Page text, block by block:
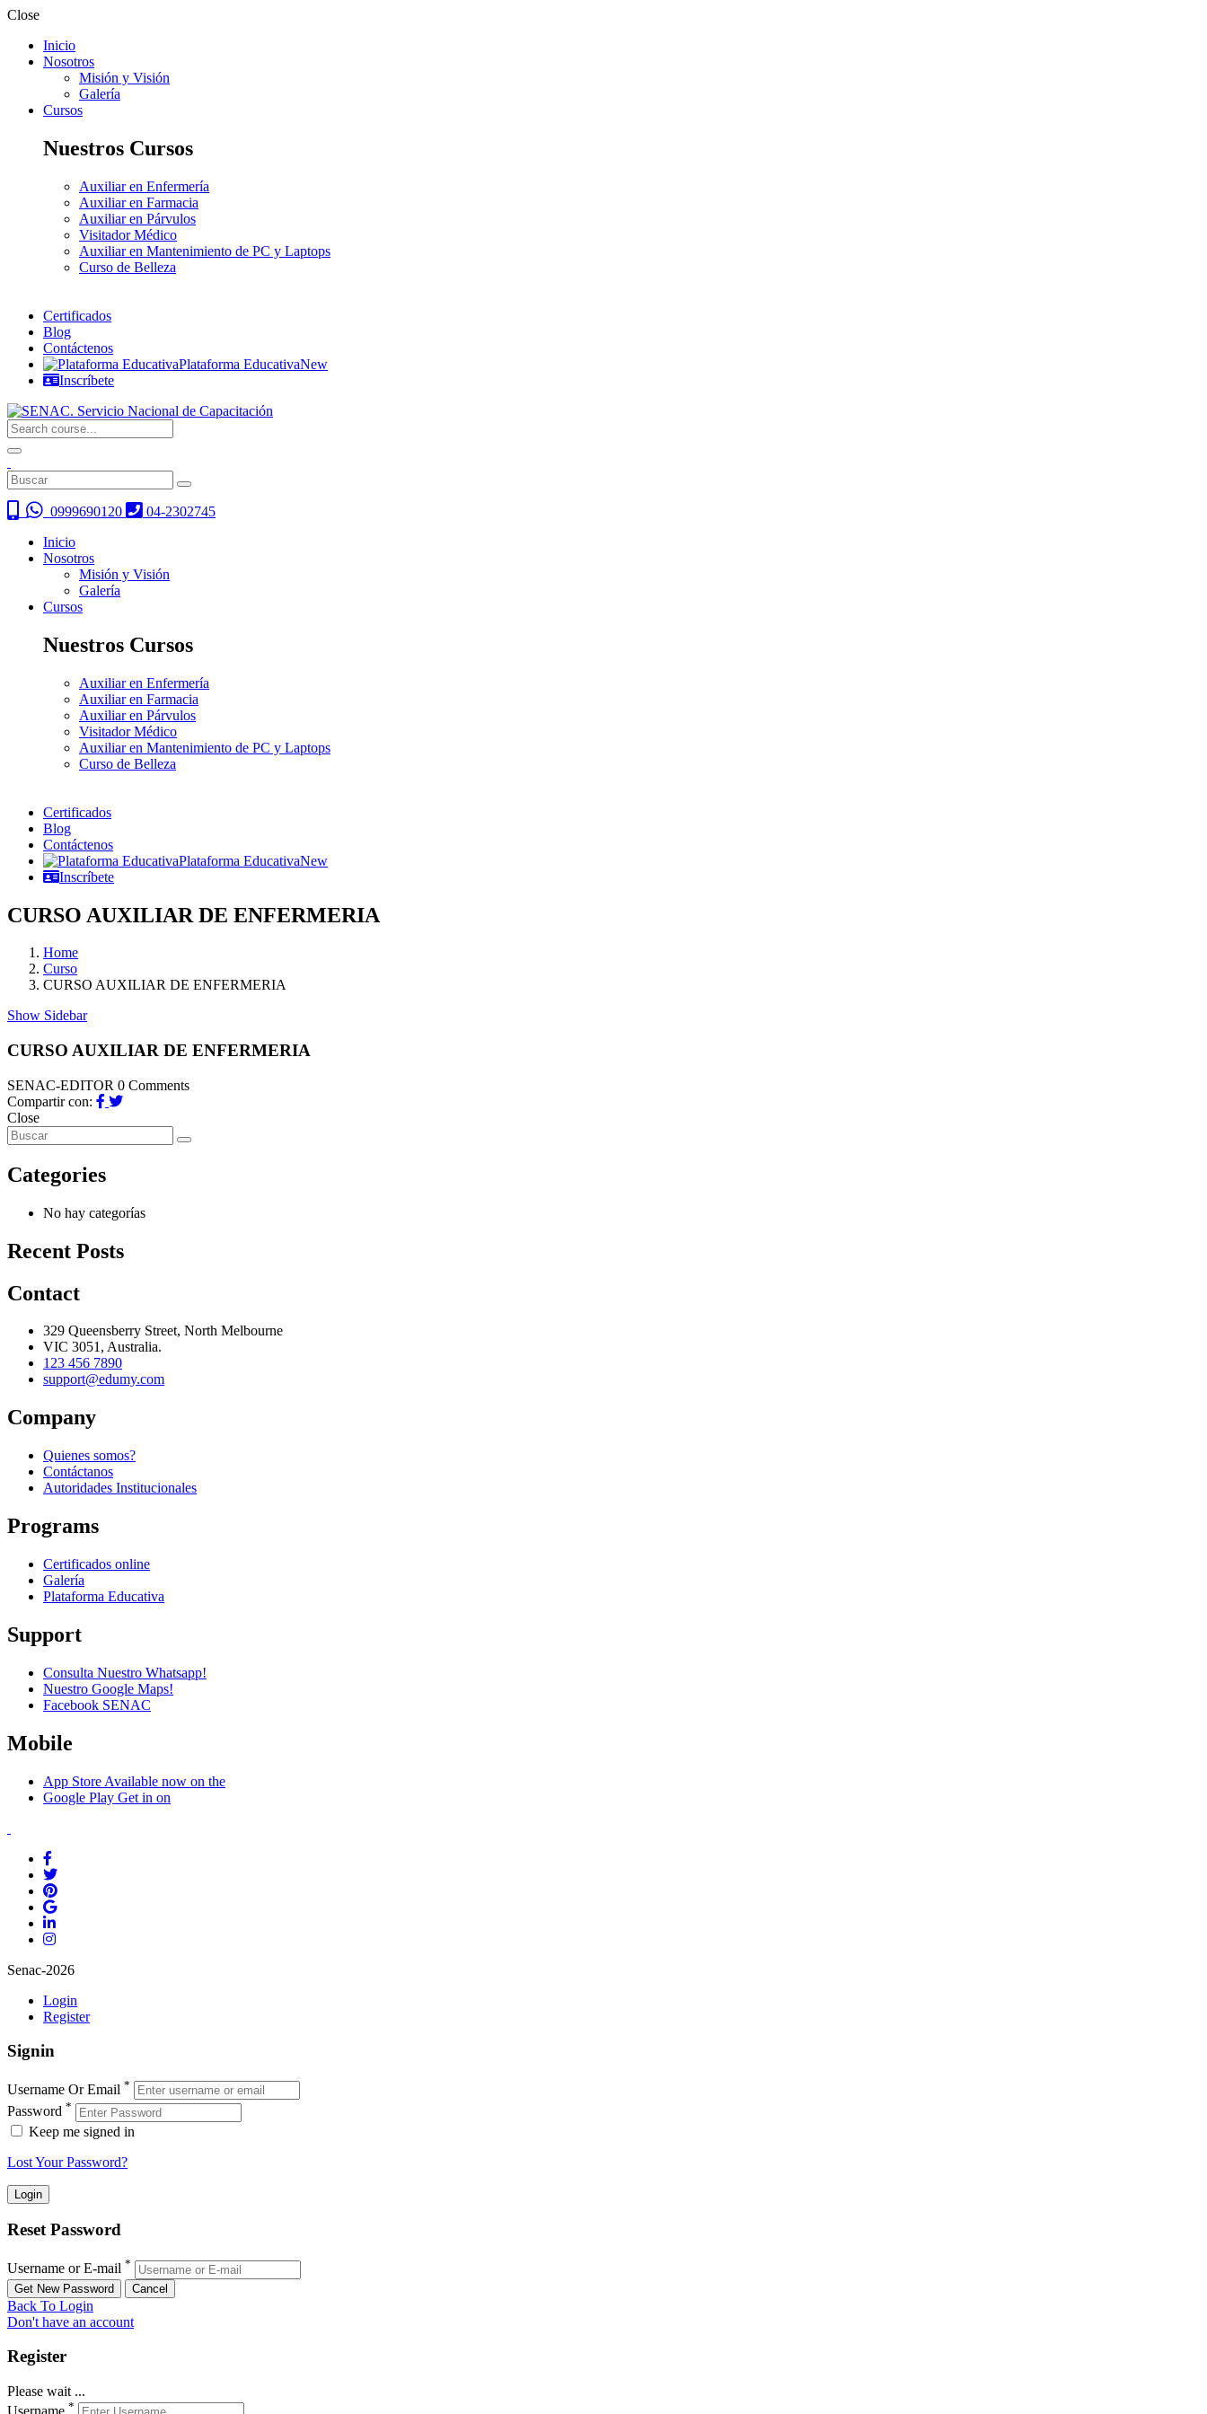
Close
Inicio
Nosotros
Misión y Visión
Galería
Cursos
Nuestros Cursos
Auxiliar en Enfermería
Auxiliar en Farmacia
Auxiliar en Párvulos
Visitador Médico
Auxiliar en Mantenimiento de PC y Laptops
Curso de Belleza
Certificados
Blog
Contáctenos
Plataforma EducativaNew
Inscríbete
0999690120
04-2302745
Inicio
Nosotros
Misión y Visión
Galería
Cursos
Nuestros Cursos
Auxiliar en Enfermería
Auxiliar en Farmacia
Auxiliar en Párvulos
Visitador Médico
Auxiliar en Mantenimiento de PC y Laptops
Curso de Belleza
Certificados
Blog
Contáctenos
Plataforma EducativaNew
Inscríbete
CURSO AUXILIAR DE ENFERMERIA
Home
Curso
CURSO AUXILIAR DE ENFERMERIA
Show Sidebar
CURSO AUXILIAR DE ENFERMERIA
SENAC-EDITOR 0 Comments
Compartir con:
Close
Categories
No hay categorías
Recent Posts
Contact
329 Queensberry Street, North Melbourne
VIC 3051, Australia.
123 456 7890
support@edumy.com
Company
Quienes somos?
Contáctanos
Autoridades Institucionales
Programs
Certificados online
Galería
Plataforma Educativa
Support
Consulta Nuestro Whatsapp!
Nuestro Google Maps!
Facebook SENAC
Mobile
App Store Available now on the
Google Play Get in on
Senac-2026
Login
Register
Signin
Username Or Email *
Password *
Keep me signed in
Lost Your Password?
Reset Password
Username or E-mail *
Back To Login
Don't have an account
Register
Please wait ...
*